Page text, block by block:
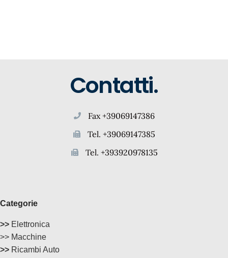
Contatti.
Fax +39069147386
Tel. +39069147385
Tel. +393920978135
Categorie
>> Elettronica
>> Macchine
>> Ricambi Auto